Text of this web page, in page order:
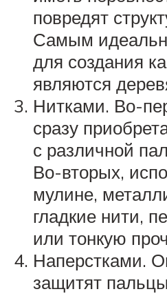
повредят
Самым
для создания
являются
Нитками. Во-
сразу
с различной
Во-вторых,
мулине,
гладкие нити,
или тонкую
Наперстками.
защитят